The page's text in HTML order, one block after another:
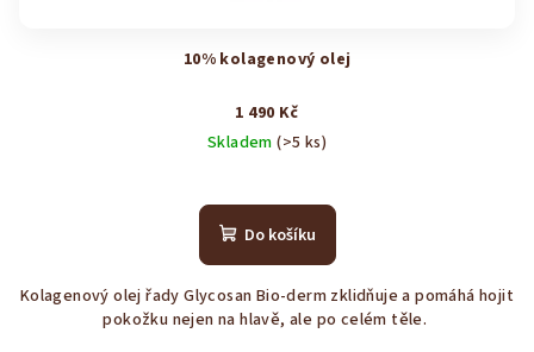
10% kolagenový olej
1 490 Kč
Skladem(>5 ks)
hodnocení
produktu
z
5
Do košíku
Kolagenový olej řady Glycosan Bio-derm zklidňuje a pomáhá hojit
pokožku nejen na hlavě, ale po celém těle.